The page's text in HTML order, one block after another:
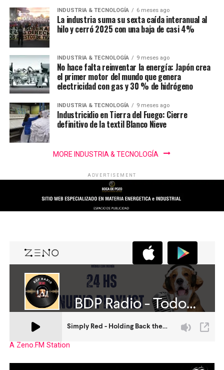
INDUSTRIA & TECNOLOGÍA 6 meses ago
La industria suma su sexta caída interanual al
hilo y cerró 2025 con una baja de casi 4%
INDUSTRIA & TECNOLOGÍA 9 meses ago
No hace falta reinventar la energía: Japón crea
el primer motor del mundo que genera
electricidad con gas y 30 % de hidrógeno
INDUSTRIA & TECNOLOGÍA 9 meses ago
Industricidio en Tierra del Fuego: Cierre
definitivo de la textil Blanco Nieve
MORE INDUSTRIA & TECNOLOGÍA
ADVERTISEMENT
A Zeno.FM Station